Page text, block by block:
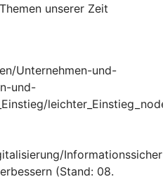
unserer Zeit
Unternehmen-und-
und-
(Stand: 08.